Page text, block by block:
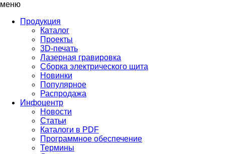
меню
Продукция
Каталог
Проекты
3D-печать
Лазерная гравировка
Сборка электрического щита
Новинки
Популярное
Распродажа
Инфоцентр
Новости
Статьи
Каталоги в PDF
Программное обеспечение
Термины